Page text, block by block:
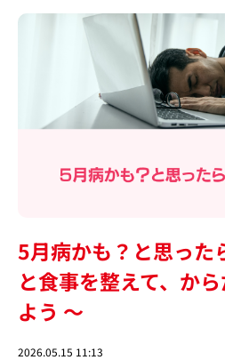
5月病かも？と思った
と食事を整えて、か
よう ～
2026.05.15 11:13